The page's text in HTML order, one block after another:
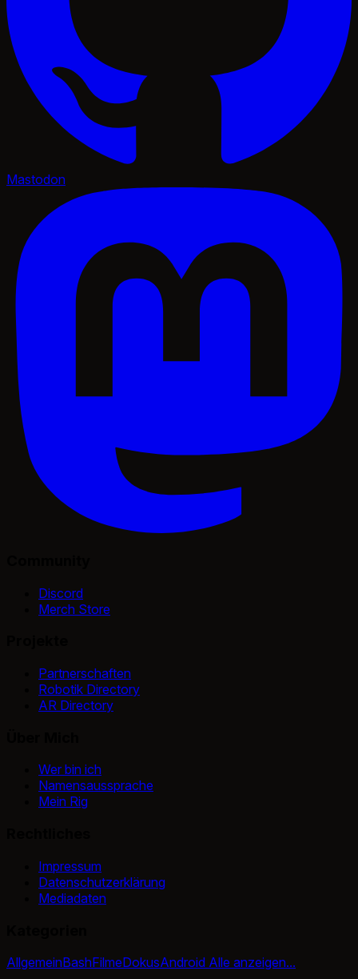
Mastodon
Discord
Merch Store
Partnerschaften
Robotik Directory
AR Directory
Wer bin ich
Namensaussprache
Mein Rig
Impressum
Datenschutzerklärung
Mediadaten
AllgemeinBashFilmeDokusAndroid Alle anzeigen...